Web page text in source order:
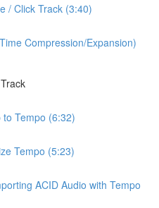
/ Click Track (3:40)
Compression/Expansion)
to Tempo (6:32)
Tempo (5:23)
ACID Audio with Tempo